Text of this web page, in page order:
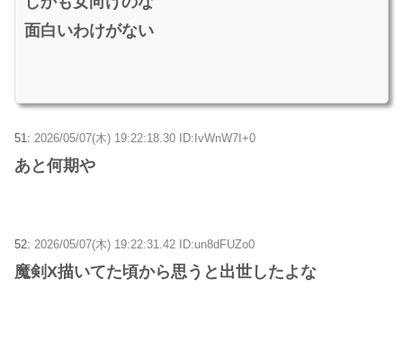
面白いわけがない
51: 2026/05/07(木) 19:22:18.30 ID:IvWnW7I+0
あと何期や
52: 2026/05/07(木) 19:22:31.42 ID:un8dFUZo0
魔剣X描いてた頃から思うと出世したよな